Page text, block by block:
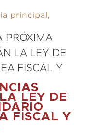
principal,
PRÓXIMA
LA LEY DE
FISCAL Y
LEY DE
FISCAL Y